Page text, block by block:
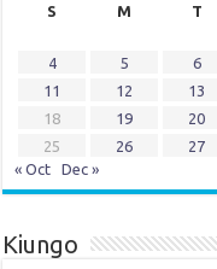
S
M T
4
5 6
11
12 13
18
19 20
25
26 27
« Oct
Dec »
Kiungo